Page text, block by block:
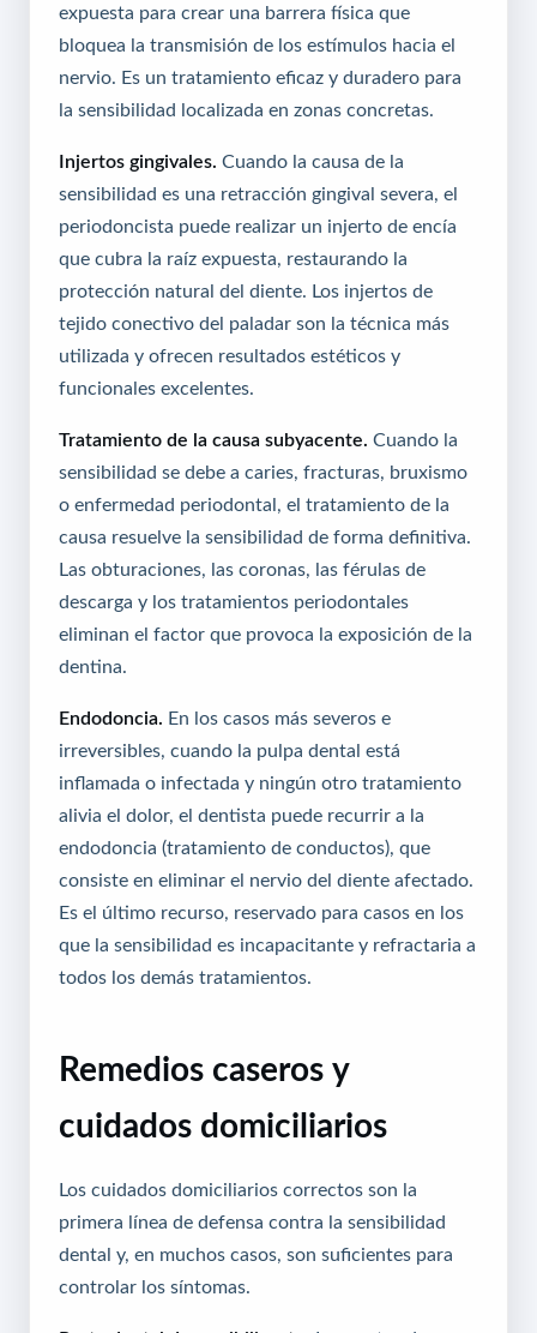
expuesta para crear una barrera física que
bloquea la transmisión de los estímulos hacia el
nervio. Es un tratamiento eficaz y duradero para
la sensibilidad localizada en zonas concretas.
Injertos gingivales. Cuando la causa de la
sensibilidad es una retracción gingival severa, el
periodoncista puede realizar un injerto de encía
que cubra la raíz expuesta, restaurando la
protección natural del diente. Los injertos de
tejido conectivo del paladar son la técnica más
utilizada y ofrecen resultados estéticos y
funcionales excelentes.
Tratamiento de la causa subyacente. Cuando la
sensibilidad se debe a caries, fracturas, bruxismo
o enfermedad periodontal, el tratamiento de la
causa resuelve la sensibilidad de forma definitiva.
Las obturaciones, las coronas, las férulas de
descarga y los tratamientos periodontales
eliminan el factor que provoca la exposición de la
dentina.
Endodoncia.
En los casos más severos e
irreversibles, cuando la pulpa dental está
inflamada o infectada y ningún otro tratamiento
alivia el dolor, el dentista puede recurrir a la
endodoncia (tratamiento de conductos), que
consiste en eliminar el nervio del diente afectado.
Es el último recurso, reservado para casos en los
que la sensibilidad es incapacitante y refractaria a
todos los demás tratamientos.
Remedios caseros y
cuidados domiciliarios
Los cuidados domiciliarios correctos son la
primera línea de defensa contra la sensibilidad
dental y, en muchos casos, son suficientes para
controlar los síntomas.